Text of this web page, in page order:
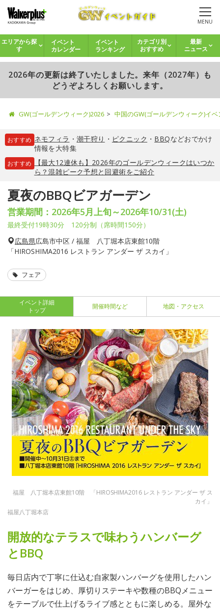
MENU
エリアから探
す
イベント
カレンダー
イベント
ランキング
カテゴリ別
おすすめ
最新
ニュース
2026年の更新は終了いたしました。来年（2027年）も
どうぞよろしくお願いします。
GW(ゴールデンウィーク)2026 中国のGW(ゴールデンウィーク)イ
おすすめ ネモフィラ ・ 潮干狩り ・ ピクニック ・ BBQなどおでかけ
情報を大特集
おすすめ
【最大12連休も】2026年のゴールデンウィークはいつか
ら？混雑ピーク予想と回避術をご紹介
夏夜のBBQビアガーデン
営業期間：2026年5月上旬～2026年10/31(土)
最終受付19時30分 120分制（席時間150分）
広島県広島市中区 / 福屋 八丁堀本店東館10階
「HIROSHIMA2016 レストラン アンダー ザ スカイ」
フェア
イベント詳細
トップ
開催時間など 地図・アクセス
福屋 八丁堀本店東館10階 「HIROSHIMA2016 レストラン アンダー ザ ス
カイ」
福屋八丁堀本店
開放的なテラスで味わうハンバーグ
とBBQ
毎日店内で丁寧に仕込む自家製ハンバーグを使用したハン
バーガーをはじめ、厚切りステーキや数種のBBQメニュー
をテーブルで仕上げるライブ感とともに楽しめる。屋外な